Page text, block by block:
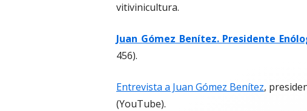
vitivinicultura.
Juan Gómez Benítez. Presidente
456).
Entrevista a Juan Gómez Benítez,
(YouTube).